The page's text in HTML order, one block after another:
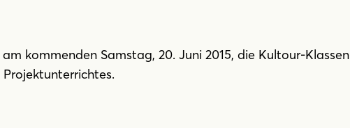
kommenden Samstag, 20. Juni 2015, die Kultour-Klassen